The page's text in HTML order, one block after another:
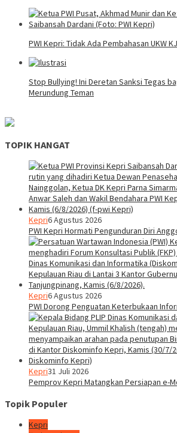
PWI Kepri: Tidak Ada Pembahasan UKW
Stop Bullying! Ini Deretan Sanksi Tegas
Merundung Teman
TOPIK HANGAT
Kepri6 Agustus 2026
PWI Kepri Hormati Pengunduran Diri
Kepri6 Agustus 2026
PWI Dorong Penguatan Keterbukaan
Kepri31 Juli 2026
Pemprov Kepri Matangkan Persiapan e-
Topik Populer
Kepri